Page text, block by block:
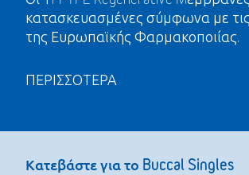
κατασκευασμένες σύμφωνα με
της Ευρωπαϊκής Φαρμακοποιίας.
ΠΕΡΙΣΣΟΤΕΡΑ
Κατεβάστε για το Buccal Singles